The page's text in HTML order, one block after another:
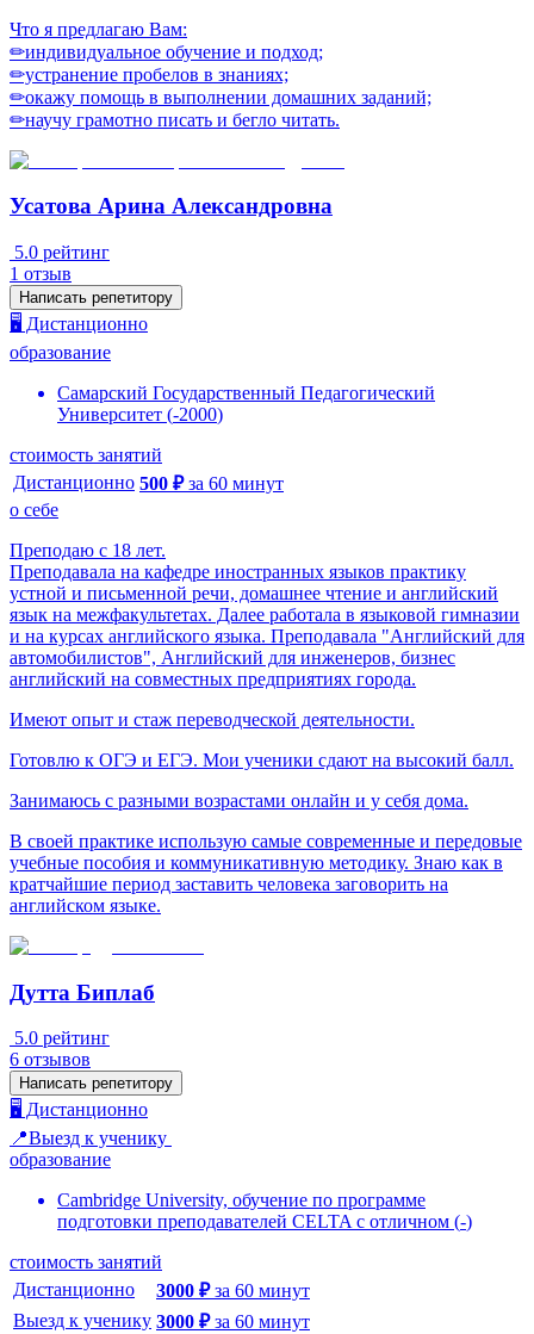
Что я предлагаю Вам:
✏индивидуальное обучение и подход;
✏устранение пробелов в знаниях;
✏окажу помощь в выполнении дoмaшних зaданий;
✏научу грамотно писать и бегло читать.
Усатова Арина Александровна
5.0 рейтинг
1 отзыв
Написать репетитору
🖥️ Дистанционно
образование
Самарский Государственный Педагогический
Университет (-2000)
стоимость занятий
Дистанционно 500 ₽ за 60 минут
о себе
Преподаю с 18 лет.
Преподавала на кафедре иностранных языков практику
устной и письменной речи, домашнее чтение и английский
язык на межфакультетах. Далее работала в языковой гимназии
и на курсах английского языка. Преподавала "Английский для
автомобилистов", Английский для инженеров, бизнес
английский на совместных предприятиях города.
Имеют опыт и стаж переводческой деятельности.
Готовлю к ОГЭ и ЕГЭ. Мои ученики сдают на высокий балл.
Занимаюсь с разными возрастами онлайн и у себя дома.
В своей практике использую самые современные и передовые
учебные пособия и коммуникативную методику. Знаю как в
кратчайшие период заставить человека заговорить на
английском языке.
Дутта Биплаб
5.0 рейтинг
6 отзывов
Написать репетитору
🖥️ Дистанционно
📍Выезд к ученику
образование
Cambridge University, обучение по программе
подготовки преподавателей CELTA с отличном (-)
стоимость занятий
Дистанционно
3000 ₽ за 60 минут
Выезд к ученику 3000 ₽ за 60 минут